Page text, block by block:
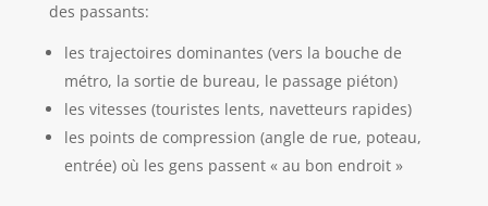
des passants:
les trajectoires dominantes (vers la bouche de
métro, la sortie de bureau, le passage piéton)
les vitesses (touristes lents, navetteurs rapides)
les points de compression (angle de rue, poteau,
entrée) où les gens passent « au bon endroit »